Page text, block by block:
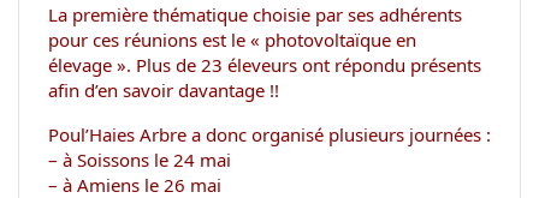
La première thématique choisie par ses adhérents
pour ces réunions est le « photovoltaïque en
élevage ». Plus de 23 éleveurs ont répondu présents
afin d’en savoir davantage !!
Poul’Haies Arbre a donc organisé plusieurs journées :
– à Soissons le 24 mai
– à Amiens le 26 mai